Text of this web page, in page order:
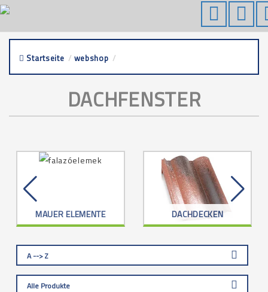
Startseite / webshop /
DACHFENSTER
MAUER ELEMENTE DACHDECKEN
A --> Z
Alle Produkte